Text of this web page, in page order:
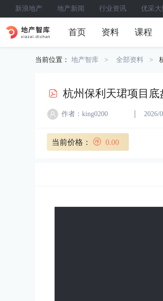
新浪地产 地产新闻 行业资讯 优采大
首页 资料 课程
当前位置： 地产智库 全部资料
杭州保利天珺项目底
作者：king0200 2026/
当前价格： 0.00